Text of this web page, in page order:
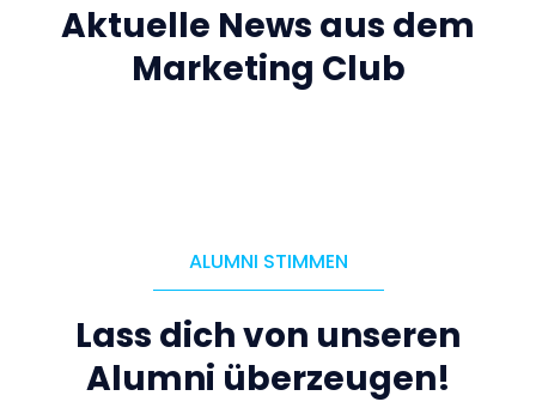
Aktuelle News aus dem
Marketing Club
ALUMNI STIMMEN
Lass dich von unseren
Alumni überzeugen!